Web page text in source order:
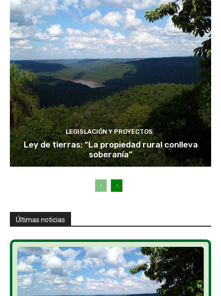
LEGISLACIÓN Y PROYECTOS
Ley de tierras: “La propiedad rural conlleva
soberanía”
Últimas noticias